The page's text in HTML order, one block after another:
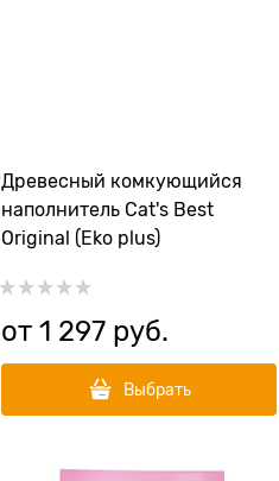
Древесный комкующийся
наполнитель Cat's Best
Original (Eko plus)
от 1 297 руб.
Выбрать